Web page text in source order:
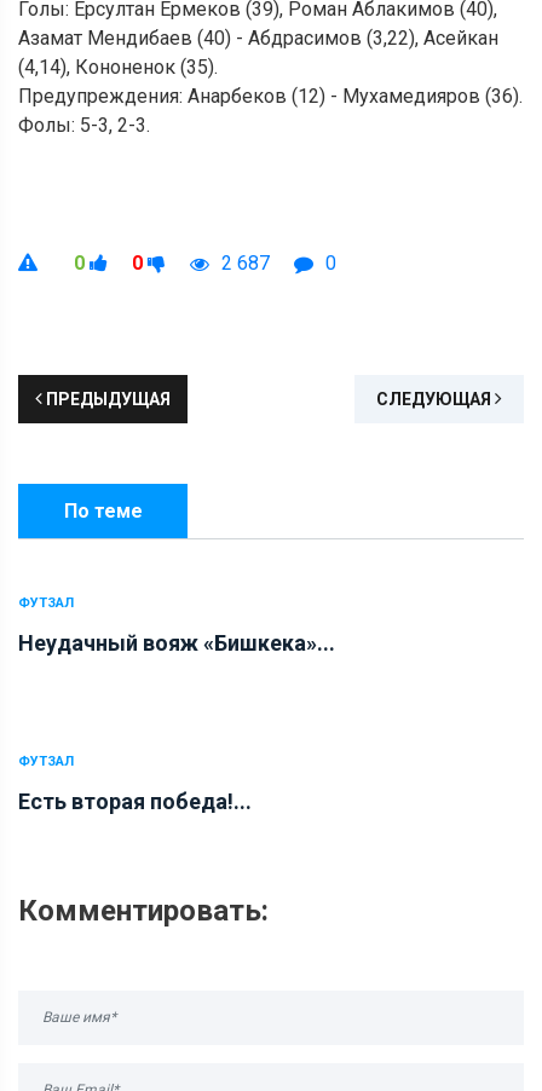
Голы: Ерсултан Ермеков (39), Роман Аблакимов (40),
Азамат Мендибаев (40) - Абдрасимов (3,22), Асейкан
(4,14), Кононенок (35).
Предупреждения: Анарбеков (12) - Мухамедияров (36).
Фолы: 5-3, 2-3.
0 0 2 687 0
ПРЕДЫДУЩАЯ СЛЕДУЮЩАЯ
По теме
ФУТЗАЛ
Неудачный вояж «Бишкека»...
ФУТЗАЛ
Есть вторая победа!...
Комментировать: